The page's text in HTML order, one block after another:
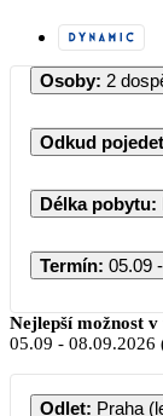
Osoby: 2
Odkud
Délka pobytu:
Termín: 05.09
PO
Nejlepší možnost
05.09 - 08.09.2026
Odlet: Praha